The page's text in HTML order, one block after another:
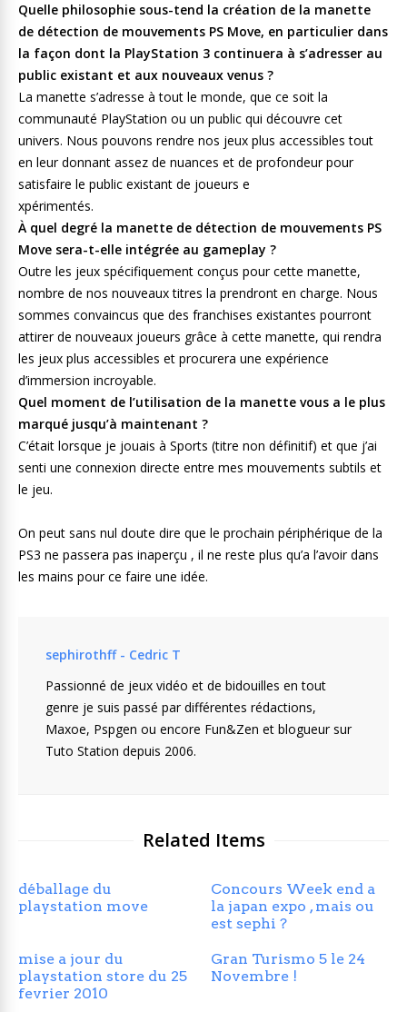
Quelle philosophie sous-tend la création de la manette
de détection de mouvements PS Move, en particulier dans
la façon dont la PlayStation 3 continuera à s’adresser au
public existant et aux nouveaux venus ?
La manette s’adresse à tout le monde, que ce soit la
communauté PlayStation ou un public qui découvre cet
univers. Nous pouvons rendre nos jeux plus accessibles tout
en leur donnant assez de nuances et de profondeur pour
satisfaire le public existant de joueurs e
xpérimentés.
À quel degré la manette de détection de mouvements PS
Move sera-t-elle intégrée au gameplay ?
Outre les jeux spécifiquement conçus pour cette manette,
nombre de nos nouveaux titres la prendront en charge. Nous
sommes convaincus que des franchises existantes pourront
attirer de nouveaux joueurs grâce à cette manette, qui rendra
les jeux plus accessibles et procurera une expérience
d’immersion incroyable.
Quel moment de l’utilisation de la manette vous a le plus
marqué jusqu’à maintenant ?
C’était lorsque je jouais à Sports (titre non définitif) et que j’ai
senti une connexion directe entre mes mouvements subtils et
le jeu.
On peut sans nul doute dire que le prochain périphérique de la
PS3 ne passera pas inaperçu , il ne reste plus qu’a l’avoir dans
les mains pour ce faire une idée.
sephirothff - Cedric T
Passionné de jeux vidéo et de bidouilles en tout
genre je suis passé par différentes rédactions,
Maxoe, Pspgen ou encore Fun&Zen et blogueur sur
Tuto Station depuis 2006.
Related Items
déballage du
playstation move
Concours Week end a
la japan expo , mais ou
est sephi ?
mise a jour du
playstation store du 25
fevrier 2010
Gran Turismo 5 le 24
Novembre !